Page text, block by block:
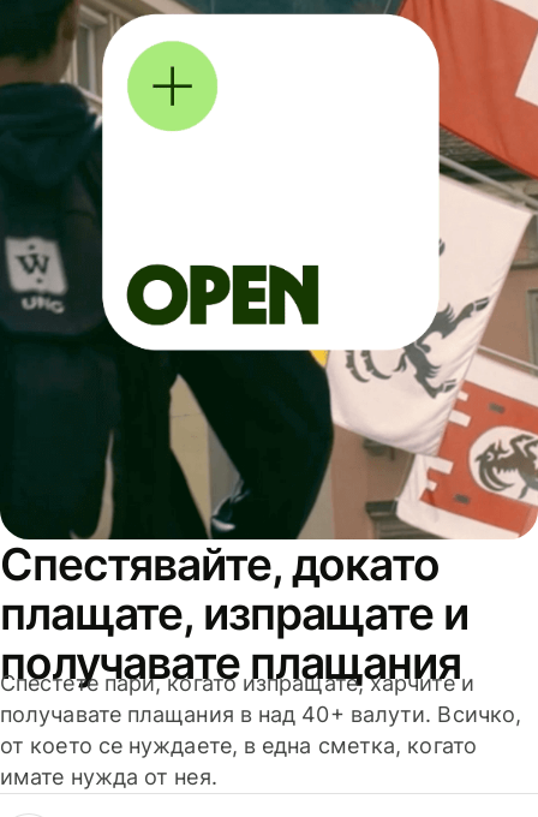
Спестявайте, докато
плащате, изпращате и
получавате плащания
Спестете пари, когато изпращате, харчите и
получавате плащания в над 40+ валути. Всичко,
от което се нуждаете, в една сметка, когато
имате нужда от нея.